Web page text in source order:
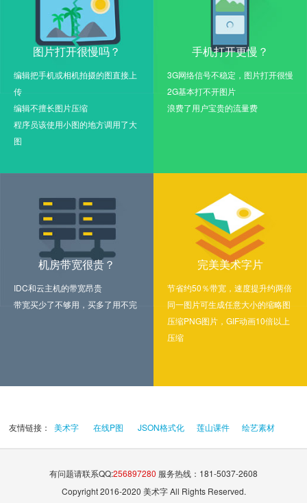
图片打开很慢吗？
编辑把手机或相机拍摄的图直接上
传
编辑不擅长图片压缩
程序员该使用小图的地方调用了大
图
手机打开更慢？
3G网络信号不稳定，图片打开很慢
2G基本打不开图片
浪费了用户宝贵的流量费
机房带宽很贵？
IDC和云主机的带宽昂贵
带宽买少了不够用，买多了用不完
完美美术字片
节省约50％带宽，速度提升约两倍
同一图片可生成任意大小的缩略图
压缩PNG图片，GIF动画10倍以上
压缩
友情链接：美术字 在线P图 JSON格式化 莲山课件 绘艺素材
有问题请联系QQ:256897280 服务热线：181-5037-2608
Copyright 2016-2020 美术字 All Rights Reserved.